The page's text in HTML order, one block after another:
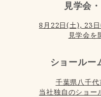
見学会
8月22日(土), 23
見学会を
ショールー
千葉県八千
当社独自のショー